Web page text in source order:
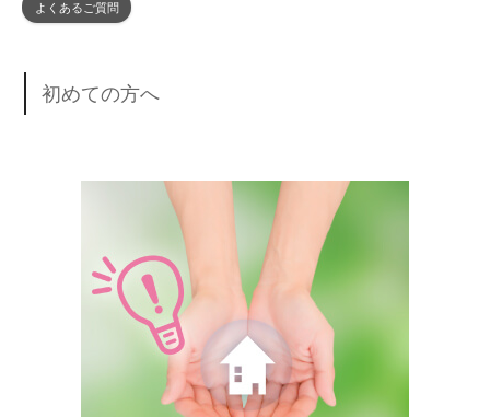
よくあるご質問
初めての方へ